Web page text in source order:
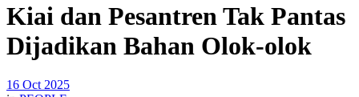
Kiai dan Pesantren Tak Pantas
Dijadikan Bahan Olok-olok
16 Oct 2025